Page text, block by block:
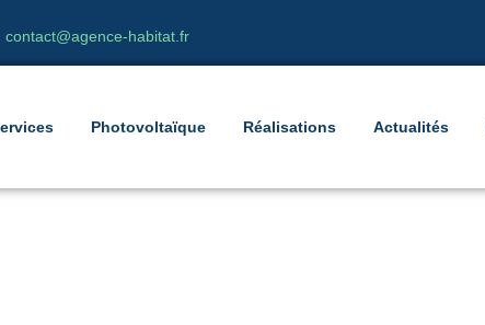
contact@agence-habitat.fr
Photovoltaïque Réalisations Actualités